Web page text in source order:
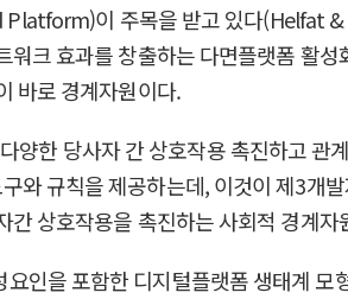
이 주목을 받고 있다(Helfat
크 효과를 창출하는 다면플랫폼 활
바로 경계자원이다.
한 당사자 간 상호작용 촉진하고
와 규칙을 제공하는데, 이것이 제3개
간 상호작용을 촉진하는 사회적 경계
인을 포함한 디지털플랫폼 생태계